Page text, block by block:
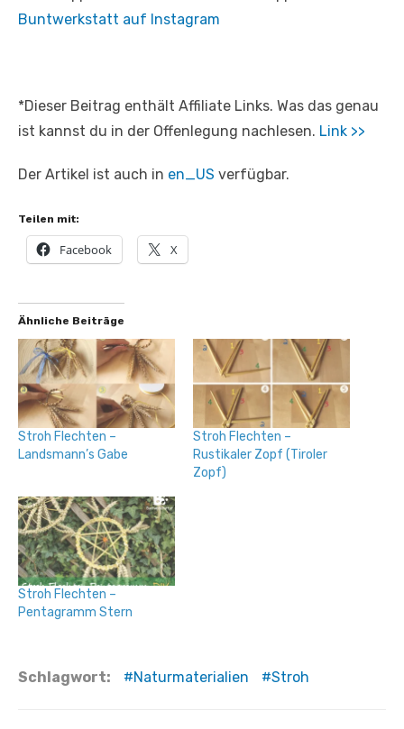
Buntwerkstatt auf Instagram
*Dieser Beitrag enthält Affiliate Links. Was das genau
ist kannst du in der Offenlegung nachlesen. Link >>
Der Artikel ist auch in en_US verfügbar.
Teilen mit:
Facebook X
Ähnliche Beiträge
Stroh Flechten –
Landsmann’s Gabe
Stroh Flechten –
Rustikaler Zopf (Tiroler
Zopf)
Stroh Flechten –
Pentagramm Stern
Schlagwort: Naturmaterialien Stroh